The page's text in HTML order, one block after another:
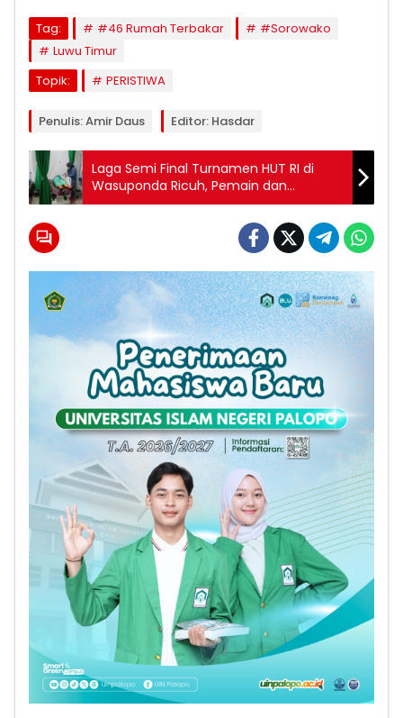
Tag: #46 Rumah Terbakar
#Sorowako
Luwu Timur
Topik:
PERISTIWA
Penulis: Amir Daus Editor: Hasdar
Laga Semi Final Turnamen HUT RI di
Wasuponda Ricuh, Pemain dan
Suporter Terlibat Adu Jotos